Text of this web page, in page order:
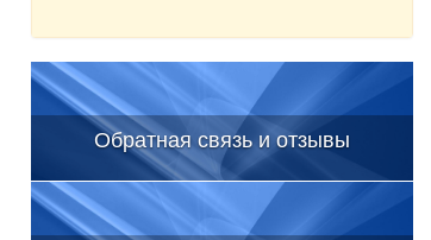
Обратная связь и отзывы